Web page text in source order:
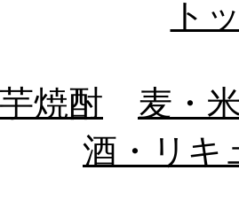
ト
芋焼酎
麦・
酒・リキ